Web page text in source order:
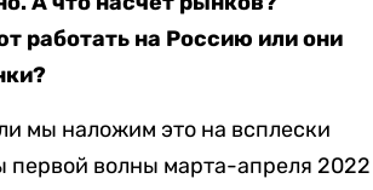
работать на Россию или они
мы наложим это на всплески
первой волны марта-апреля 2022